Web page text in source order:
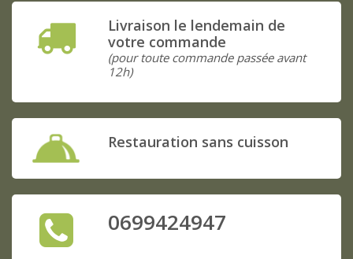
Livraison le lendemain de
votre commande
(pour toute commande passée avant
12h)
Restauration sans cuisson
0699424947